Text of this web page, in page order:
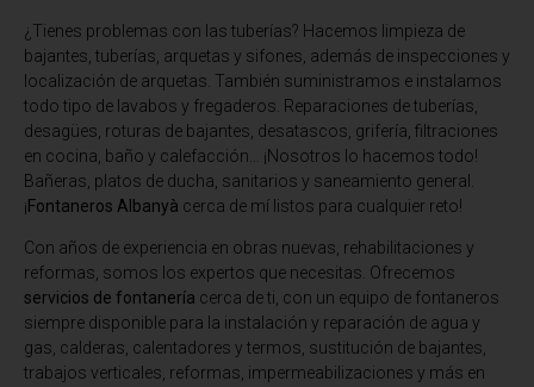
¿Tienes problemas con las tuberías? Hacemos limpieza de
bajantes, tuberías, arquetas y sifones, además de inspecciones y
localización de arquetas. También suministramos e instalamos
todo tipo de lavabos y fregaderos. Reparaciones de tuberías,
desagües, roturas de bajantes, desatascos, grifería, filtraciones
en cocina, baño y calefacción… ¡Nosotros lo hacemos todo!
Bañeras, platos de ducha, sanitarios y saneamiento general.
¡Fontaneros Albanyà cerca de mí listos para cualquier reto!
Con años de experiencia en obras nuevas, rehabilitaciones y
reformas, somos los expertos que necesitas. Ofrecemos
servicios de fontanería cerca de ti, con un equipo de fontaneros
siempre disponible para la instalación y reparación de agua y
gas, calderas, calentadores y termos, sustitución de bajantes,
trabajos verticales, reformas, impermeabilizaciones y más en